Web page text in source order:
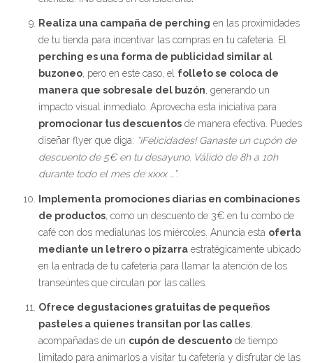
Realiza una campaña de perching en las proximidades
de tu tienda para incentivar las compras en tu cafetería. El
perching es una forma de publicidad similar al
buzoneo , pero en este caso, el folleto se coloca de
manera que sobresale del buzón , generando un
impacto visual inmediato. Aprovecha esta iniciativa para
promocionar tus descuentos de manera efectiva. Puedes
diseñar flyer que diga: “¡Felicidades! Ganaste un cupón de
descuento de 5€ en tu desayuno. Válido de 8h a 10h
durante todo el mes de xxxx …”.
Implementa promociones diarias en combinaciones
de productos , como un descuento de 3€ en tu combo de
café con dos medialunas los miércoles. Anuncia esta oferta
mediante un letrero o pizarra estratégicamente ubicado
en la entrada de tu cafetería para llamar la atención de los
transeúntes que circulan por las calles.
Ofrece degustaciones gratuitas de pequeños
pasteles a quienes transitan por las calles
acompañadas de un cupón de descuento de tiempo
limitado para animarlos a visitar tu cafetería y disfrutar de las